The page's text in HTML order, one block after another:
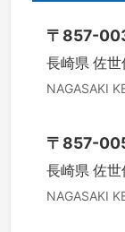
〒 857-
長崎県 佐世
NAGASAKI
〒 857-
長崎県 佐世
NAGASAKI